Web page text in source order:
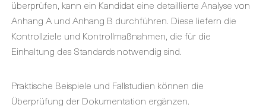
überprüfen, kann ein Kandidat eine detaillierte Analyse von
Anhang A und Anhang B durchführen. Diese liefern die
Kontrollziele und Kontrollmaßnahmen, die für die
Einhaltung des Standards notwendig sind.
Praktische Beispiele und Fallstudien können die
Überprüfung der Dokumentation ergänzen.